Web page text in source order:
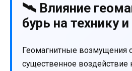
🛰️ Влияние
бурь на технику
Геомагнитные возмущения
существенное